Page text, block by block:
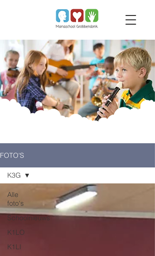
FOTO'S
Alle
foto's
Schoolnieuws
K1LO
K1LI
K3G